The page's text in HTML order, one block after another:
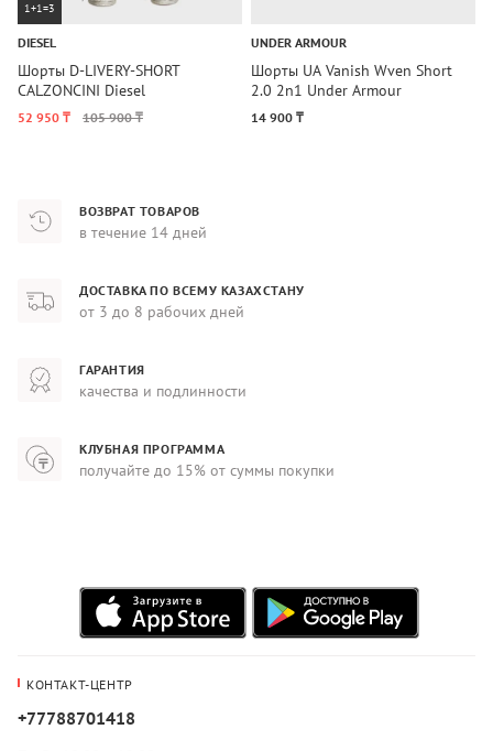
1+1=3
DIESEL
Шорты D-LIVERY-SHORT
CALZONCINI Diesel
52 950 ₸ 105 900 ₸
UNDER ARMOUR
Шорты UA Vanish Wven Short
2.0 2n1 Under Armour
14 900 ₸
ВОЗВРАТ ТОВАРОВ
в течение 14 дней
ДОСТАВКА ПО ВСЕМУ КАЗАХСТАНУ
от 3 до 8 рабочих дней
ГАРАНТИЯ
качества и подлинности
КЛУБНАЯ ПРОГРАММА
получайте до 15% от суммы покупки
КОНТАКТ-ЦЕНТР
+77788701418